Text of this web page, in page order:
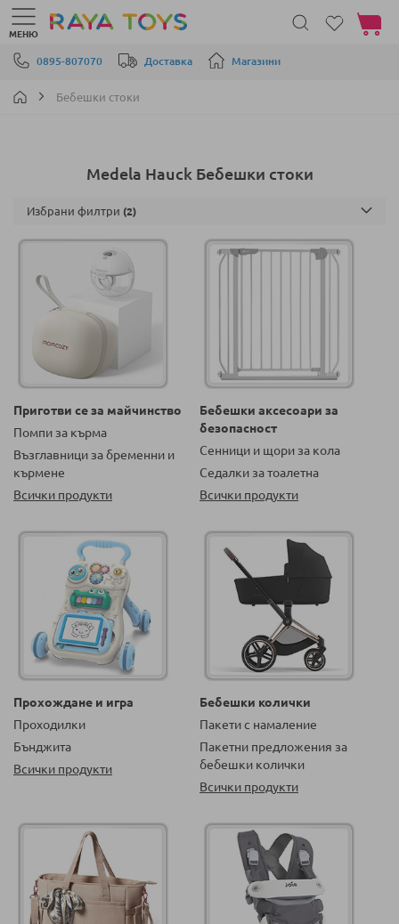
Прескачане към съдържанието
0895-807070 Доставка Магазини
МЕНЮ
Моята
Бебешки стоки
Medela Hauck Бебешки стоки
Приготви се за майчинство
Помпи за кърма
Възглавници за бременни и
кърмене
Всички продукти
Бебешки аксесоари за
безопасност
Сенници и щори за кола
Седалки за тоалетна
Всички продукти
Прохождане и игра
Проходилки
Бънджита
Всички продукти
Бебешки колички
Пакети с намаление
Пакетни предложения за
бебешки колички
Всички продукти
Избрани филтри